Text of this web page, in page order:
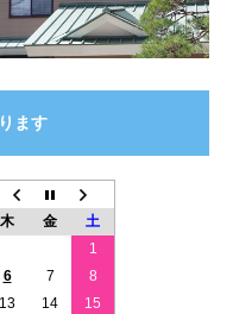
ます
木 金
土
1
6 7
8
13 14
15